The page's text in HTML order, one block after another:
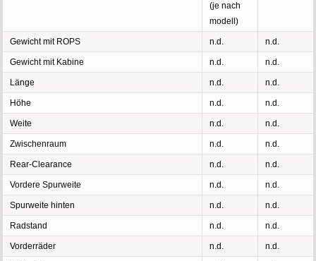
(je nach
modell)
Gewicht mit ROPS n.d. n.d.
Gewicht mit Kabine n.d. n.d.
Länge n.d. n.d.
Höhe n.d. n.d.
Weite n.d. n.d.
Zwischenraum n.d. n.d.
Rear-Clearance n.d. n.d.
Vordere Spurweite n.d. n.d.
Spurweite hinten n.d. n.d.
Radstand n.d. n.d.
Vorderräder n.d. n.d.